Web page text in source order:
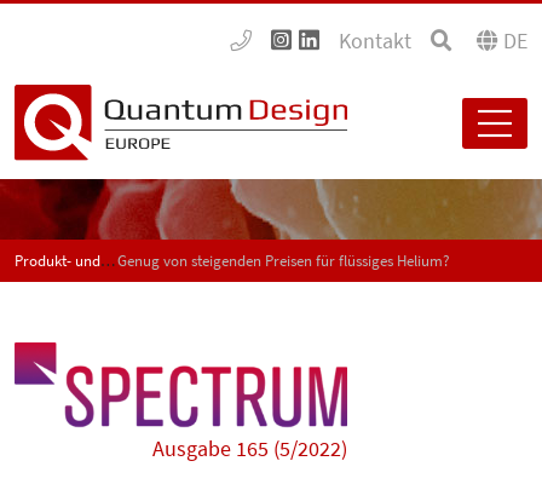
Kontakt DE
Produkt- und Anwendungsneuigkeiten - SPECTRUMGenug von steigenden Preisen für flüssiges Helium?
Ausgabe 165 (5/2022)